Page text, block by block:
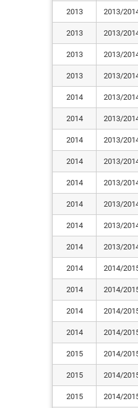
2013 2013/
2013 2013/
2013 2013/
2013 2013/
2014 2013/
2014 2013/
2014 2013/
2014 2013/
2014 2013/
2014 2013/
2014 2013/
2014 2013/
2014 2014/
2014 2014/
2014 2014/
2014 2014/
2015 2014/
2015 2014/
2015 2014/